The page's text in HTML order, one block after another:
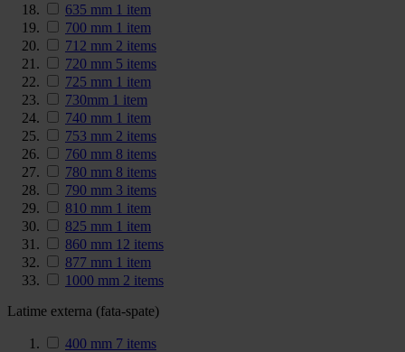
635 mm 1 item
700 mm 1 item
712 mm 2 items
720 mm 5 items
725 mm 1 item
730mm 1 item
740 mm 1 item
753 mm 2 items
760 mm 8 items
780 mm 8 items
790 mm 3 items
810 mm 1 item
825 mm 1 item
860 mm 12 items
877 mm 1 item
1000 mm 2 items
Latime externa (fata-spate)
400 mm 7 items